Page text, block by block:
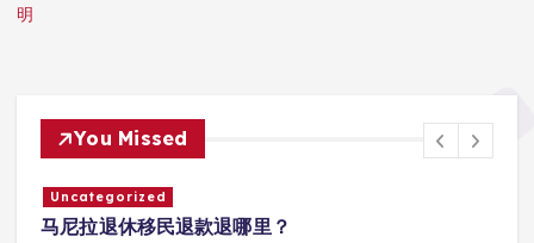
明
You Missed
Uncategorized
马尼拉退休移民退款退哪里？